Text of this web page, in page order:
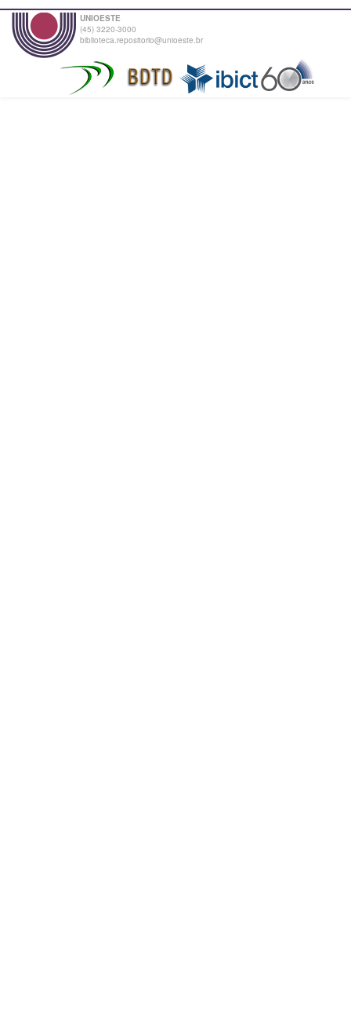
UNIOESTE
(45) 3220-3000
biblioteca.repositorio@unioeste.br